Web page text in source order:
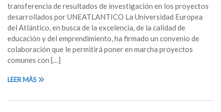
transferencia de resultados de investigación en los proyectos
desarrollados por UNEATLANTICO La Universidad Europea
del Atlántico, en busca de la excelencia, de la calidad de
educación y del emprendimiento, ha firmado un convenio de
colaboración que le permitirá poner en marcha proyectos
comunes con […]
LEER MÁS